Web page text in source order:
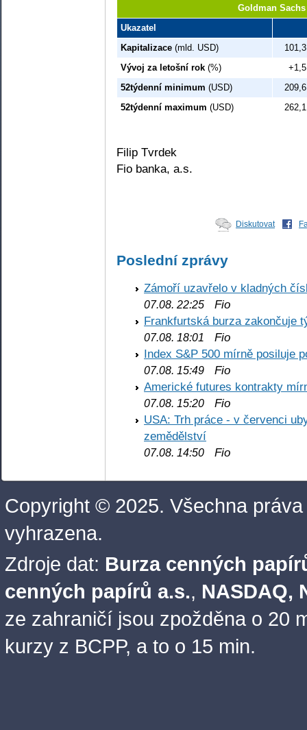
Goldman
Ukazatel
Kapitalizace (mld. USD)
101,3
Vývoj za letošní rok (%)
+1,5
52týdenní minimum (USD)
209,6
52týdenní maximum (USD) 262,1
Filip Tvrdek
Fio banka, a.s.
Diskutovat
Poslední zprávy
Zámoří uzavřelo v kladných
07.08. 22:25 Fio
Frankfurtská burza zakončuje
07.08. 18:01
Fio
Index S&P 500 mírně posiluje
07.08. 15:49 Fio
Americké futures kontrakty
07.08. 15:20 Fio
USA: Trh práce - v červenci
zemědělství
07.08. 14:50 Fio
Copyright © 2025. Všechna práva
vyhrazena.
Zdroje dat: Burza cenných
cenných papírů a.s., NASDAQ,
ze zahraničí jsou zpožděna o 20
kurzy z BCPP, a to o 15 min.